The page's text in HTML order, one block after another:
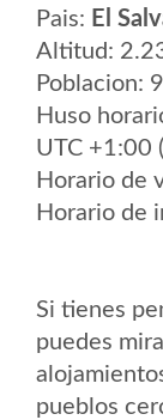
Pais: El
Altitud:
Poblacion:
Huso
UTC +1:00
Horario de
Horario de
Si tienes
puedes
pueblos